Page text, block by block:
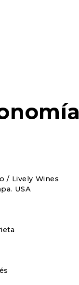
/ Lively Wines
USA